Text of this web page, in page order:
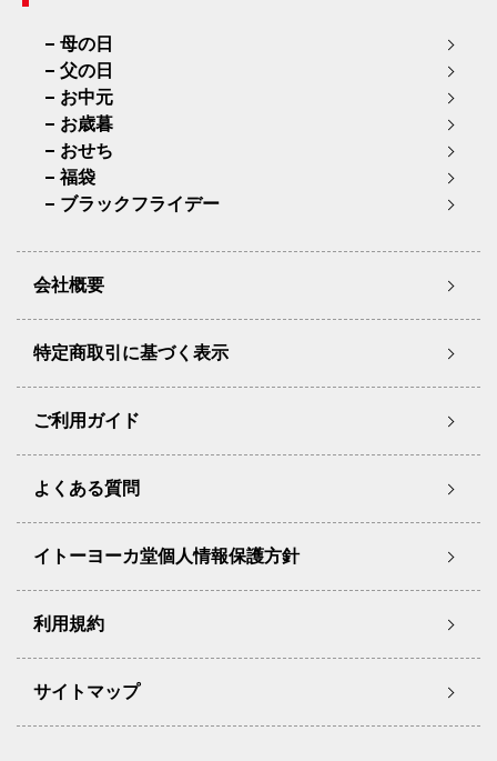
母の日
父の日
お中元
お歳暮
おせち
福袋
ブラックフライデー
会社概要
特定商取引に基づく表示
ご利用ガイド
よくある質問
イトーヨーカ堂個人情報保護方針
利用規約
サイトマップ